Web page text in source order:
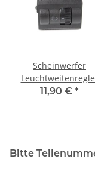
Scheinwerfer
Schalter 1S0941333
11,90 € *
Bitte